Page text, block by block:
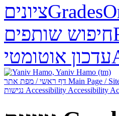
ציוניםGrades
חיפוש שותפים
עדכון אוטומטי
Main Page /
Accessibility Accessibility